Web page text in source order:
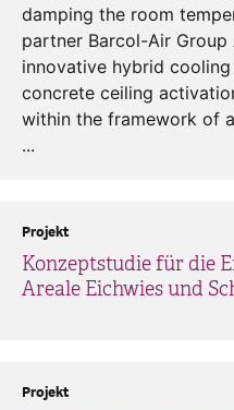
damping the room
partner Barcol-Air Group
innovative hybrid
concrete ceiling
within the framework of
...
Konzeptstudie für die
Areale Eichwies und
Projekt
Projekt